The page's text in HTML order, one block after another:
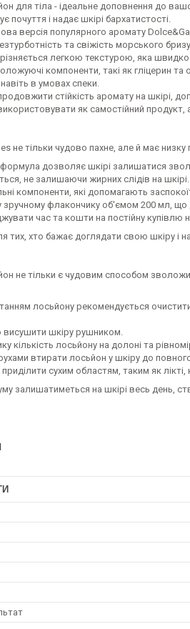
для тіла - ідеальне доповнення до
почуття і надає шкірі бархатистості.
версія популярного аромату
та свіжість морського
легкою текстурою, яка
компоненти, такі як гліцерин
в умовах спеки.
стійкість аромату на шкірі,
як самостійний продукт,
не тільки чудово пахне, але й має низку
формула дозволяє шкірі залишатися
не залишаючи жирних слідів на шкірі.
компоненти, які допомагають
зручному флакончику об'ємом 200 мл,
час та кошти на постійну купівлю
тих, хто бажає доглядати свою шкіру і
не тільки є чудовим способом
лосьйону рекомендується
висушити шкіру рушником.
кількість лосьйону на долоні та
втирати лосьйон у шкіру до
сухим областям, таким як
залишатиметься на шкірі весь день,